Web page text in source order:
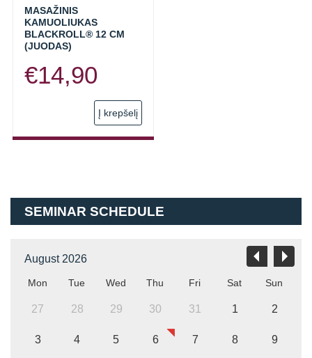
MASAŽINIS
KAMUOLIUKAS
BLACKROLL® 12 CM
(JUODAS)
€14,90
Į krepšelį
SEMINAR SCHEDULE
August 2026
Mon Tue Wed Thu Fri Sat Sun
27 28 29 30 31 1 2
3 4 5 6 7 8 9